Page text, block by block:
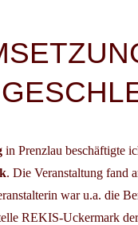
in Prenzlau beschäftigte
. Die Veranstaltung fand
war u.a. die
REKIS-Uckermark